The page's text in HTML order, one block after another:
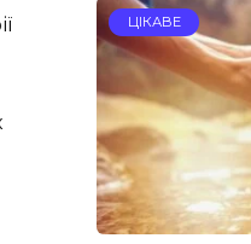
ЦІКАВЕ